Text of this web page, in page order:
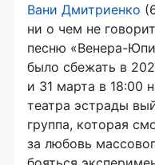
Вани Дмитриенко
ни о чем не
песню «Венера-
было сбежать в
и 31 марта в 18:00
театра эстрады
группа, которая
за любовь